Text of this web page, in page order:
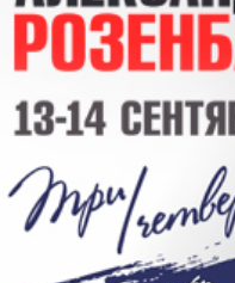
из оратории
Умберто
оперы «Андре
Арриго Бойто
оперы
Джакомо
Сан из оперы
Джузеппе Верди
«Аида»